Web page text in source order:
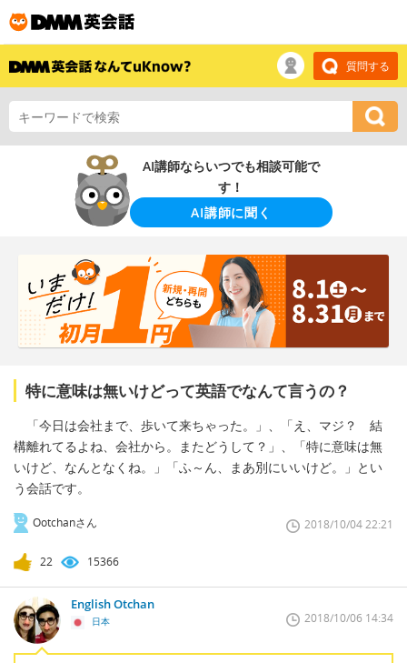
質問する
AI講師ならいつでも相談可能で
す！
AI講師に聞く
特に意味は無いけどって英語でなんて言うの？
「今日は会社まで、歩いて来ちゃった。」、「え、マジ？ 結
構離れてるよね、会社から。またどうして？」、「特に意味は無
いけど、なんとなくね。」「ふ～ん、まあ別にいいけど。」とい
う会話です。
Ootchanさん 2018/10/04 22:21
22 15366
English Otchan
日本 2018/10/06 14:34